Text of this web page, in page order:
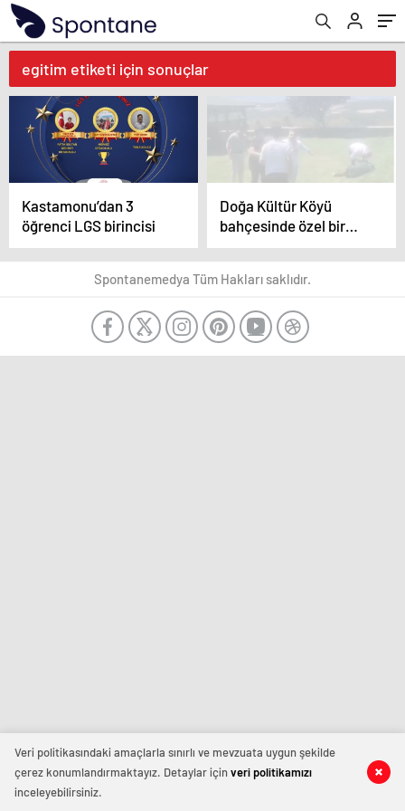
egitim etiketi için sonuçlar
Kastamonu’dan 3
öğrenci LGS birincisi
Doğa Kültür Köyü
bahçesinde özel bir
kolejin sahipleri
ögretmenleri darp etti
Spontanemedya Tüm Hakları saklıdır.
Veri politikasındaki amaçlarla sınırlı ve mevzuata uygun şekilde
çerez konumlandırmaktayız. Detaylar içinveri politikamızı
inceleyebilirsiniz.